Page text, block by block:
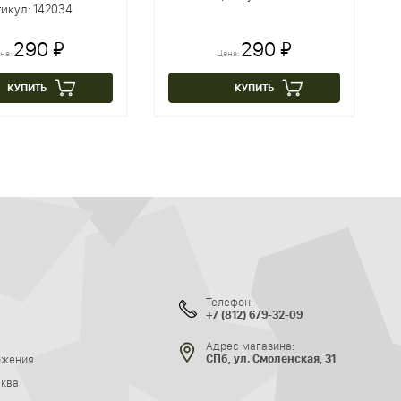
142034
290 ₽
КУПИТЬ
Цена: 290 ₽
КУПИТЬ
Телефон:
+7 (812) 679-32-09
Адрес магазина:
СПб, ул. Смоленская, 31